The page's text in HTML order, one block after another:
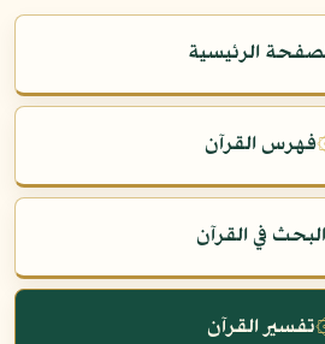
الرئيسية
فهرس القرآن
البحث في القرآن
تفسير القرآن